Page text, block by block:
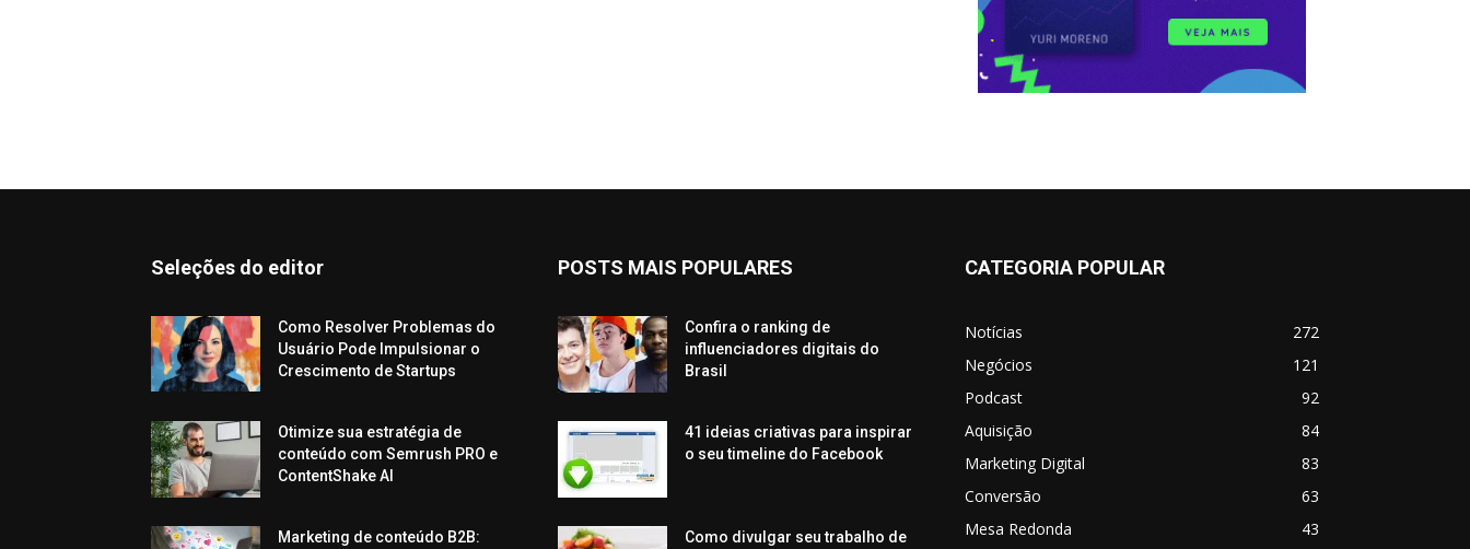
Seleções do editor
Como Resolver Problemas do
Usuário Pode Impulsionar o
Crescimento de Startups
Otimize sua estratégia de
conteúdo com Semrush PRO e
ContentShake AI
Marketing de conteúdo B2B:
POSTS MAIS POPULARES
Confira o ranking de
influenciadores digitais do
Brasil
41 ideias criativas para inspirar
o seu timeline do Facebook
Como divulgar seu trabalho de
CATEGORIA POPULAR
Notícias
272
Negócios
121
Podcast
92
Aquisição
84
Marketing Digital
83
Conversão
63
Mesa Redonda
43